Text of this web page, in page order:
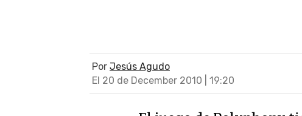
Por Jesús Agudo
El 20 de December 2010 | 19:20